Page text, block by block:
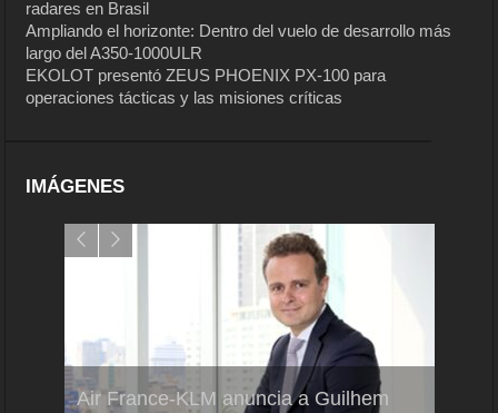
radares en Brasil
Ampliando el horizonte: Dentro del vuelo de desarrollo más
largo del A350-1000ULR
EKOLOT presentó ZEUS PHOENIX PX-100 para
operaciones tácticas y las misiones críticas
IMÁGENES
Air France-KLM anuncia a Guilhem